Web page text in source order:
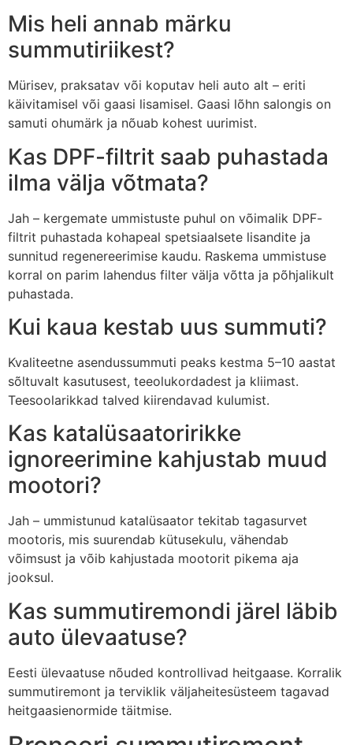
Mis heli annab märku
summutiriikest?
Mürisev, praksatav või koputav heli auto alt – eriti
käivitamisel või gaasi lisamisel. Gaasi lõhn salongis on
samuti ohumärk ja nõuab kohest uurimist.
Kas DPF-filtrit saab puhastada
ilma välja võtmata?
Jah – kergemate ummistuste puhul on võimalik DPF-
filtrit puhastada kohapeal spetsiaalsete lisandite ja
sunnitud regenereerimise kaudu. Raskema ummistuse
korral on parim lahendus filter välja võtta ja põhjalikult
puhastada.
Kui kaua kestab uus summuti?
Kvaliteetne asendussummuti peaks kestma 5–10 aastat
sõltuvalt kasutusest, teeolukordadest ja kliimast.
Teesoolarikkad talved kiirendavad kulumist.
Kas katalüsaatoririkke
ignoreerimine kahjustab muud
mootori?
Jah – ummistunud katalüsaator tekitab tagasurvet
mootoris, mis suurendab kütusekulu, vähendab
võimsust ja võib kahjustada mootorit pikema aja
jooksul.
Kas summutiremondi järel läbib
auto ülevaatuse?
Eesti ülevaatuse nõuded kontrollivad heitgaase. Korralik
summutiremont ja terviklik väljaheitesüsteem tagavad
heitgaasienormide täitmise.